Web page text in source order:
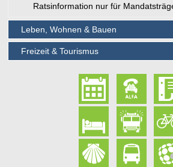
Ratsinformation nur für
Leben, Wohnen & Bauen
Freizeit & Tourismus